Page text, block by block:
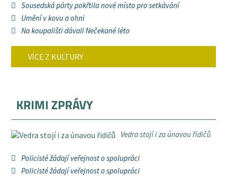
Sousedská párty pokřtila nové místo pro setkávání
Umění v kovu a ohni
Na koupališti dávali Nečekané léto
VÍCE Z KULTURY
KRIMI ZPRÁVY
Vedra stojí i za únavou řidičů
Policisté žádají veřejnost o spolupráci
Policisté žádají veřejnost o spolupráci